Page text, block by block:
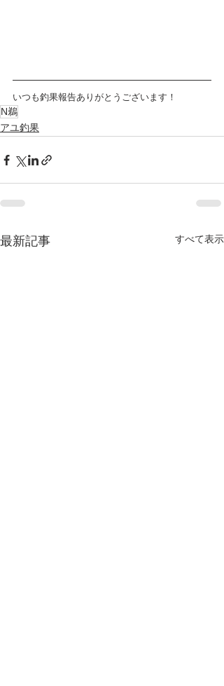
いつも釣果報告ありがとうございます！
N鵜
アユ釣果
最新記事 すべて表示